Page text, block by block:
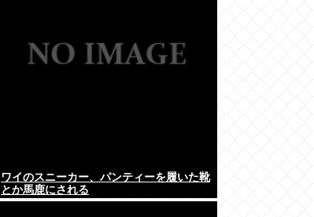
ワイのスニーカー、パンティーを履いた靴
とか馬鹿にされる